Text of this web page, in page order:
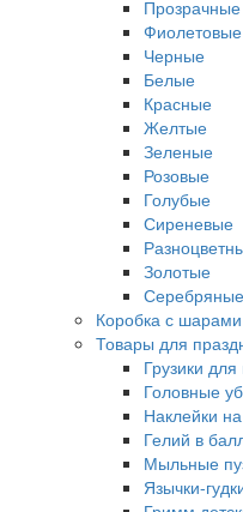
Фиолетовые
Черные
Белые
Красные
Желтые
Зеленые
Розовые
Голубые
Сиреневые
Золотые
Серебряные
Коробка с шарами
Товары для
Грузики
Головные
Наклейки
Гелий в
Мыльные
Язычки-